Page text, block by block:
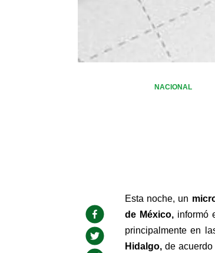
NACIONAL
Esta noche, un
de México, informó
principalmente en
Hidalgo, de